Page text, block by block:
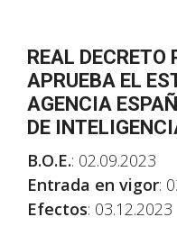
REAL DECRETO
APRUEBA EL
AGENCIA
DE
B.O.E.: 02.09.2023
Entrada en vigor:
Efectos: 03.12.2023